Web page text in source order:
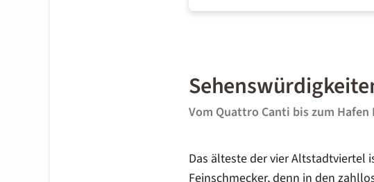
Vom Quattro Canti bis zum
Das älteste der vier Altstadtviertel
Feinschmecker, denn in den